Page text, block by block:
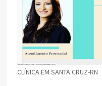
CLÍNICA EM SANTA CRUZ-RN